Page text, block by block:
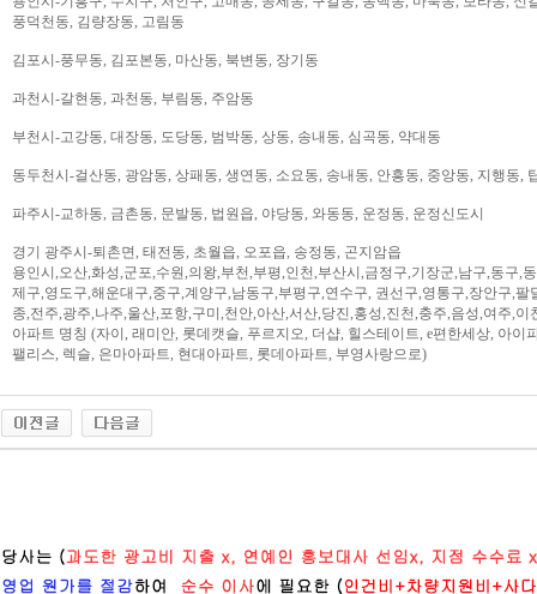
풍덕천동, 김량장동, 고림동
김포시-풍무동, 김포본동, 마산동, 북변동, 장기동
과천시-갈현동, 과천동, 부림동, 주암동
부천시-고강동, 대장동, 도당동, 범박동, 상동, 송내동, 심곡동, 약대동
동두천시-걸산동, 광암동, 상패동, 생연동, 소요동, 송내동, 안흥동, 중앙동, 지행동,
파주시-교하동, 금촌동, 문발동, 법원읍, 야당동, 와동동, 운정동, 운정신도시
경기 광주시-퇴촌면, 태전동, 초월읍, 오포읍, 송정동, 곤지암읍
용인시,오산,화성,군포,수원,의왕,부천,부평,인천,부산시,금정구,기장군,남구,동구,
제구,영도구,해운대구,중구,계양구,남동구,부평구,연수구, 권선구,영통구,장안구,
종,전주,광주,나주,울산,포항,구미,천안,아산,서산,당진,홍성,진천,충주,음성,여주,이
아파트 명칭 (자이, 래미안, 롯데캣슬, 푸르지오, 더샵, 힐스테이트, e편한세상, 아이
팰리스, 렉슬, 은마아파트, 현대아파트, 롯데아파트, 부영사랑으로)